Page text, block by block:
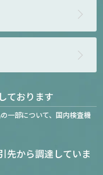
ております
一部について、国内検査機
先から調達していま